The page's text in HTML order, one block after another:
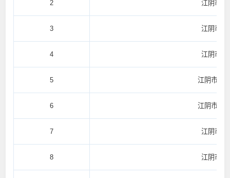
2 江阴市青
3 江阴市长
4 江阴市长
5 江阴市云
6 江阴市临
7 江阴市祝
8 江阴市祝